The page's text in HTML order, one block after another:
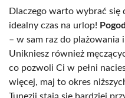
Dlaczego warto wybrać się
idealny czas na urlop!
– w sam raz do plażowania
Unikniesz również
co pozwoli Ci w pełni
więcej, maj to okres